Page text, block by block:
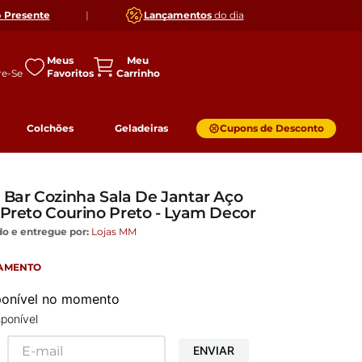
Presente | Lançamentosdo dia
Meus
Favoritos
Colchões Geladeiras Cupons de Desconto
Cozinha Sala De Jantar Aço
Courino Preto - Lyam Decor
e entregue por: Lojas MM
no momento
ENVIAR